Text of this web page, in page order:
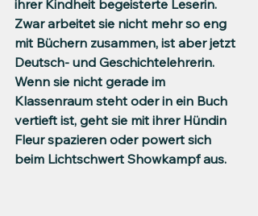
ihrer Kindheit begeisterte Leserin.
Zwar arbeitet sie nicht mehr so eng
mit Büchern zusammen, ist aber jetzt
Deutsch- und Geschichtelehrerin.
Wenn sie nicht gerade im
Klassenraum steht oder in ein Buch
vertieft ist, geht sie mit ihrer Hündin
Fleur spazieren oder powert sich
beim Lichtschwert Showkampf aus.